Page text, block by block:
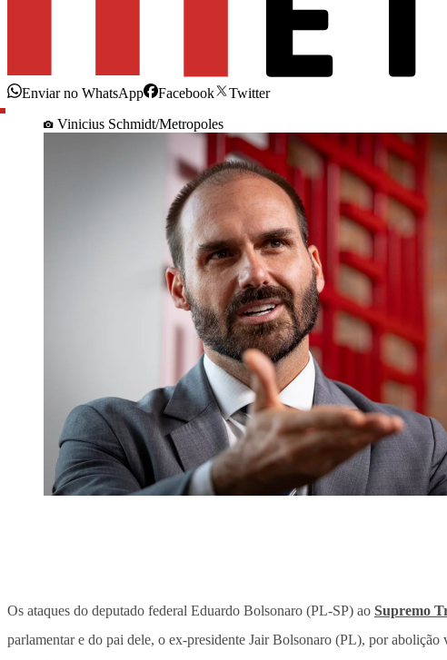
Enviar no WhatsApp Facebook
Twitter
Vinicius Schmidt/Metropoles
Os ataques do deputado federal Eduardo Bolsonaro (PL-SP) ao Supremo
parlamentar e do pai dele, o ex-presidente Jair Bolsonaro (PL), por